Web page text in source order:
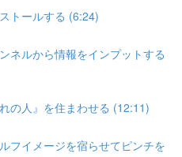
トールする (6:24)
ネルから情報をインプットする
の人』を住まわせる (12:11)
フイメージを宿らせてピンチを